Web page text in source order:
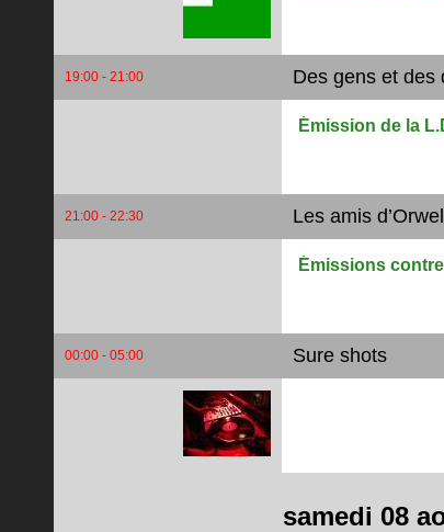
19:00 - 21:00 Des gens et des
Émission de la
21:00 - 22:30 Les amis d’Orwell
Émissions
00:00 - 05:00 Sure shots
samedi 08